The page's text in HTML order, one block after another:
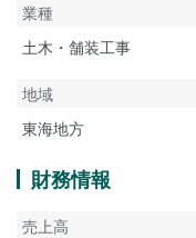
業種
土木・舗装工事
地域
東海地方
財務情報
売上高